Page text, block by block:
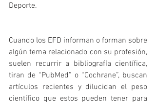
Deporte.
Cuando los EFD informan o forman sobre
algún tema relacionado con su profesión,
suelen recurrir a bibliografía científica,
tiran de “PubMed” o “Cochrane”, buscan
artículos recientes y dilucidan el peso
científico que estos pueden tener para